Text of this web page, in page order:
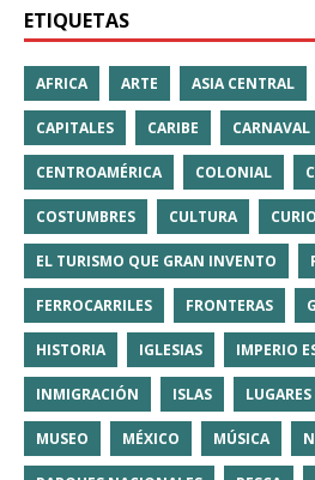
ETIQUETAS
AFRICA ARTE ASIA CENTRAL
CAPITALES CARIBE CARNAVAL
CENTROAMÉRICA COLONIAL
COSTUMBRES CULTURA
EL TURISMO QUE GRAN INVENTO
FERROCARRILES FRONTERAS
HISTORIA IGLESIAS IMPERIO
INMIGRACIÓN ISLAS
MUSEO MÉXICO MÚSICA